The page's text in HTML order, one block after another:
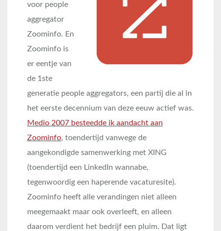
voor people
aggregator
Zoominfo. En
Zoominfo is
er eentje van
de 1ste
generatie people aggregators, een partij die al in
het eerste decennium van deze eeuw actief was.
Medio 2007 besteedde ik aandacht aan
Zoominfo, toendertijd vanwege de
aangekondigde samenwerking met XING
(toendertijd een LinkedIn wannabe,
tegenwoordig een haperende vacaturesite).
Zoominfo heeft alle verandingen niet alleen
meegemaakt maar ook overleeft, en alleen
daarom verdient het bedrijf een pluim. Dat ligt